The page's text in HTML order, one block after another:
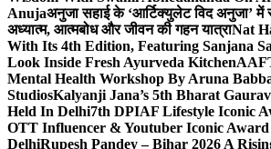
Anujaअनुजा सहाई के ‘आर्टिक्युलेट विद अनुजा’ में
अध्यात्म, आत्मबोध और जीवन की गहन यात्राNat
With Its 4th Edition, Featuring Sanjana
Look Inside Fresh Ayurveda Kitchen
Mental Health Workshop By Aruna
StudiosKalyanji Jana’s 5th Bharat
Held In Delhi7th DPIAF Lifestyle Iconic
OTT Influencer & Youtuber Iconic Award
DelhiRupesh Pandey – Bihar 2026 A